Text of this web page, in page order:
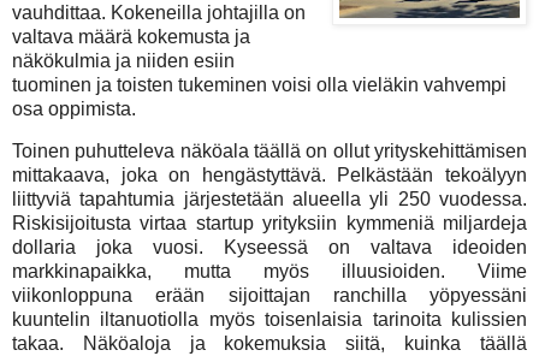
vauhdittaa. Kokeneilla johtajilla on
valtava määrä kokemusta ja
näkökulmia ja niiden esiin
tuominen ja toisten tukeminen voisi olla vieläkin vahvempi
osa oppimista.
Toinen puhutteleva näköala täällä on ollut yrityskehittämisen
mittakaava, joka on hengästyttävä. Pelkästään tekoälyyn
liittyviä tapahtumia järjestetään alueella yli 250 vuodessa.
Riskisijoitusta virtaa startup yrityksiin kymmeniä miljardeja
dollaria joka vuosi. Kyseessä on valtava ideoiden
markkinapaikka, mutta myös illuusioiden. Viime
viikonloppuna erään sijoittajan ranchilla yöpyessäni
kuuntelin iltanuotiolla myös toisenlaisia tarinoita kulissien
takaa. Näköaloja ja kokemuksia siitä, kuinka täällä